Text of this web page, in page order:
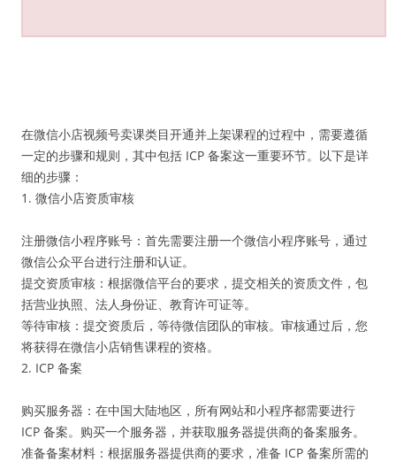
在微信小店视频号卖课类目开通并上架课程的过程中，需要遵循
一定的步骤和规则，其中包括 ICP 备案这一重要环节。以下是详
细的步骤：
1. 微信小店资质审核
注册微信小程序账号：首先需要注册一个微信小程序账号，通过
微信公众平台进行注册和认证。
提交资质审核：根据微信平台的要求，提交相关的资质文件，包
括营业执照、法人身份证、教育许可证等。
等待审核：提交资质后，等待微信团队的审核。审核通过后，您
将获得在微信小店销售课程的资格。
2. ICP 备案
购买服务器：在中国大陆地区，所有网站和小程序都需要进行
ICP 备案。购买一个服务器，并获取服务器提供商的备案服务。
准备备案材料：根据服务器提供商的要求，准备 ICP 备案所需的